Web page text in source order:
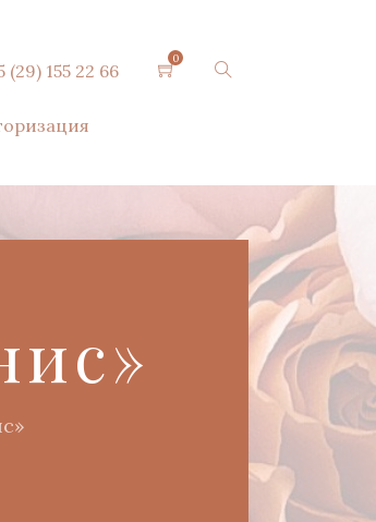
(29) 155 22 66
0